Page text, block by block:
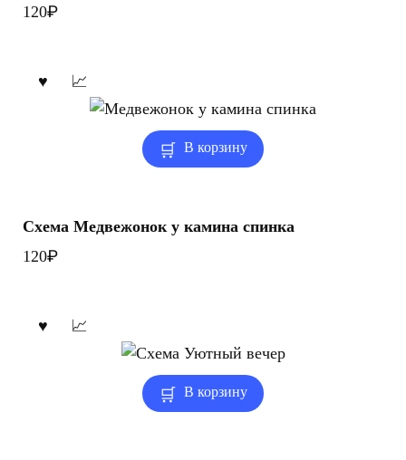
120₽
В корзину
Схема Медвежонок у камина спинка
120₽
В корзину